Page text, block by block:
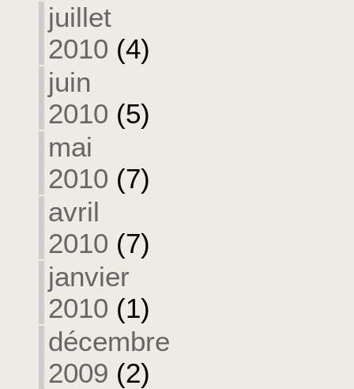
juillet
2010 (4)
juin
2010 (5)
mai
2010 (7)
avril
2010 (7)
janvier
2010 (1)
décembre
2009 (2)